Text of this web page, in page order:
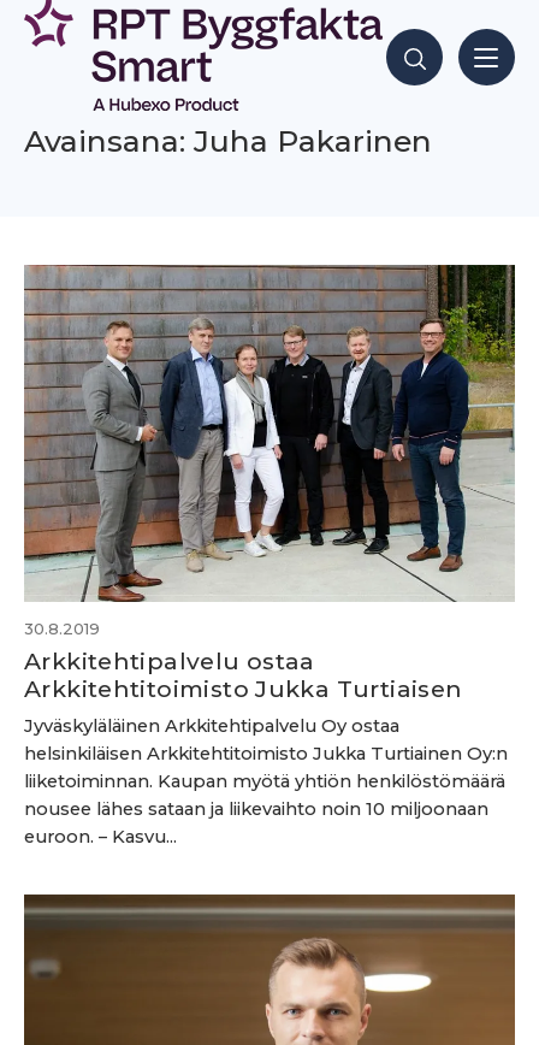
Siirry
sisältöön
Hae sisältöjä
Avainsana: Juha Pakarinen
30.8.2019
Arkkitehtipalvelu ostaa
Arkkitehtitoimisto Jukka Turtiaisen
Jyväskyläläinen Arkkitehtipalvelu Oy ostaa
helsinkiläisen Arkkitehtitoimisto Jukka Turtiainen Oy:n
liiketoiminnan. Kaupan myötä yhtiön henkilöstömäärä
nousee lähes sataan ja liikevaihto noin 10 miljoonaan
euroon. – Kasvu...